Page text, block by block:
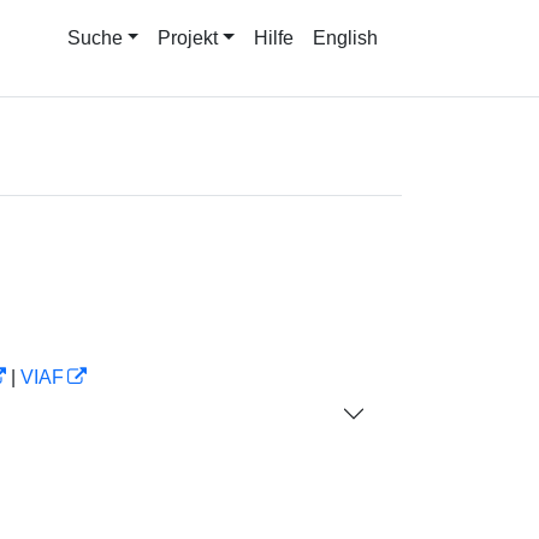
Suche Projekt Hilfe English
VIAF